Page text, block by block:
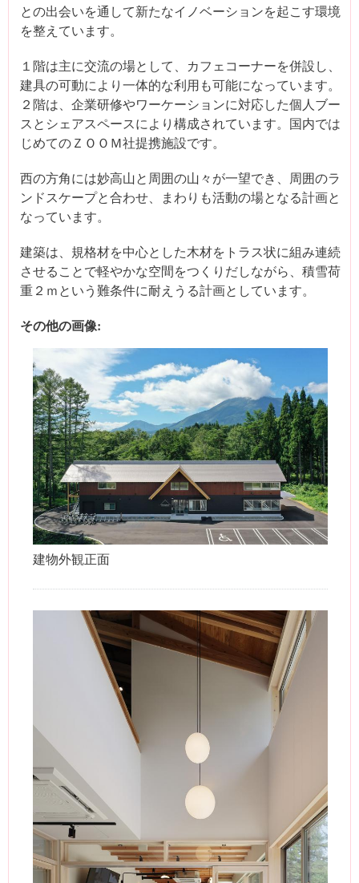
との出会いを通して新たなイノベーションを起こす環境
を整えています。
１階は主に交流の場として、カフェコーナーを併設し、
建具の可動により一体的な利用も可能になっています。
２階は、企業研修やワーケーションに対応した個人ブー
スとシェアスペースにより構成されています。国内では
じめてのＺＯＯＭ社提携施設です。
西の方角には妙高山と周囲の山々が一望でき、周囲のラ
ンドスケープと合わせ、まわりも活動の場となる計画と
なっています。
建築は、規格材を中心とした木材をトラス状に組み連続
させることで軽やかな空間をつくりだしながら、積雪荷
重２ｍという難条件に耐えうる計画としています。
その他の画像:
建物外観正面